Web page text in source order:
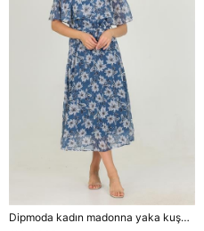
Dipmoda kadın madonna yaka kuşaklı desenli şifon elbise RY10037